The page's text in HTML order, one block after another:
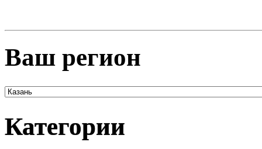
Ваш регион
Категории